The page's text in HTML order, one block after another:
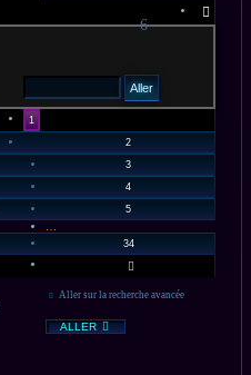
6
PAGE
1
2
3
4
5
34
SUIVANT
Aller sur la recherche avancée
ALLER